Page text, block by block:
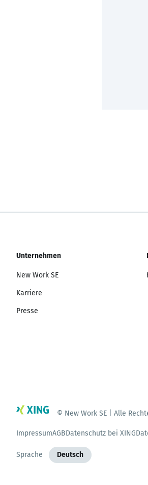
Unternehmen
New Work SE
Karriere
Presse
© New Work SE | Alle
ImpressumAGBDatenschutz bei XING
Sprache Deutsch